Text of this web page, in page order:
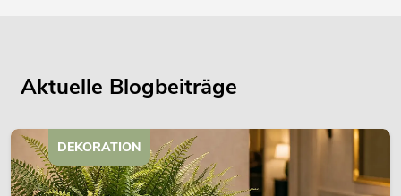
Aktuelle Blogbeiträge
DEKORATION